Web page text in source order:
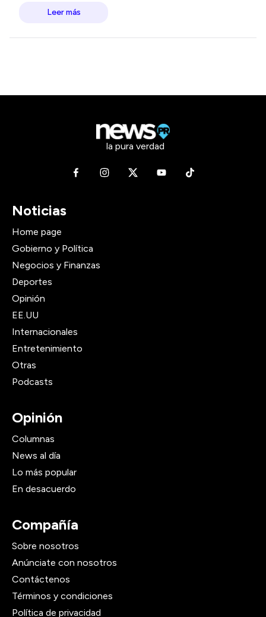
Leer más
la pura verdad
Noticias
Home page
Gobierno y Política
Negocios y Finanzas
Deportes
Opinión
EE.UU
Internacionales
Entretenimiento
Otras
Podcasts
Opinión
Columnas
News al día
Lo más popular
En desacuerdo
Compañía
Sobre nosotros
Anúnciate con nosotros
Contáctenos
Términos y condiciones
Política de privacidad